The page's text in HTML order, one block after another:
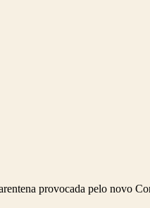
provocada pelo novo